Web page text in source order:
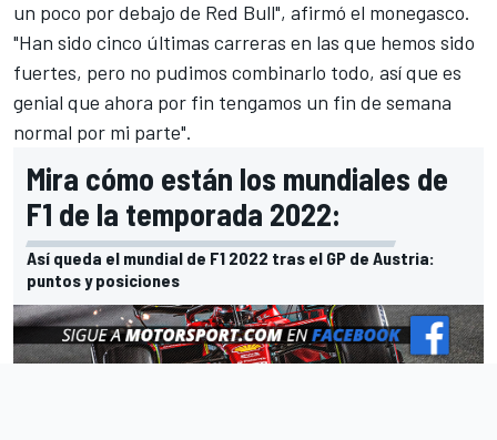
un poco por debajo de Red Bull", afirmó el monegasco.
"Han sido cinco últimas carreras en las que hemos sido
fuertes, pero no pudimos combinarlo todo, así que es
genial que ahora por fin tengamos un fin de semana
normal por mi parte".
Mira cómo están los mundiales de
F1 de la temporada 2022:
Así queda el mundial de F1 2022 tras el GP de Austria:
puntos y posiciones